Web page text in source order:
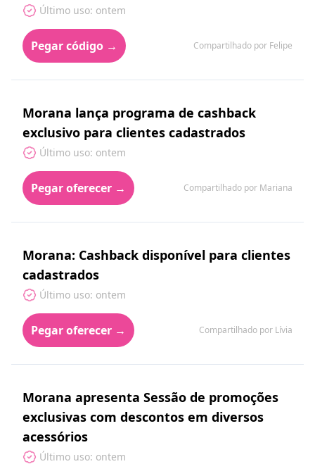
Último uso: ontem
Pegar código → Compartilhado por Felipe
Morana lança programa de cashback
exclusivo para clientes cadastrados
Último uso: ontem
Pegar oferecer → Compartilhado por Mariana
Morana: Cashback disponível para clientes
cadastrados
Último uso: ontem
Pegar oferecer → Compartilhado por Lívia
Morana apresenta Sessão de promoções
exclusivas com descontos em diversos
acessórios
Último uso: ontem